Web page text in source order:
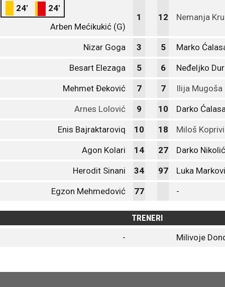
24'
24'
Arben Mećikukić (G)
1 12 Nemanja
Nizar Goga 3 5 Marko
Besart Elezaga 5 6 Neđeljko
Mehmet Đeković 7 7 Ilija Mugoša
Arnes Lolović 9 10 Darko
Enis Bajraktaroviq 10 18 Miloš
Agon Kolari 14 27 Darko Nikolić
Herodit Sinani 34 97 Luka
Egzon Mehmedović 77 -
TRENERI
-
Milivoje